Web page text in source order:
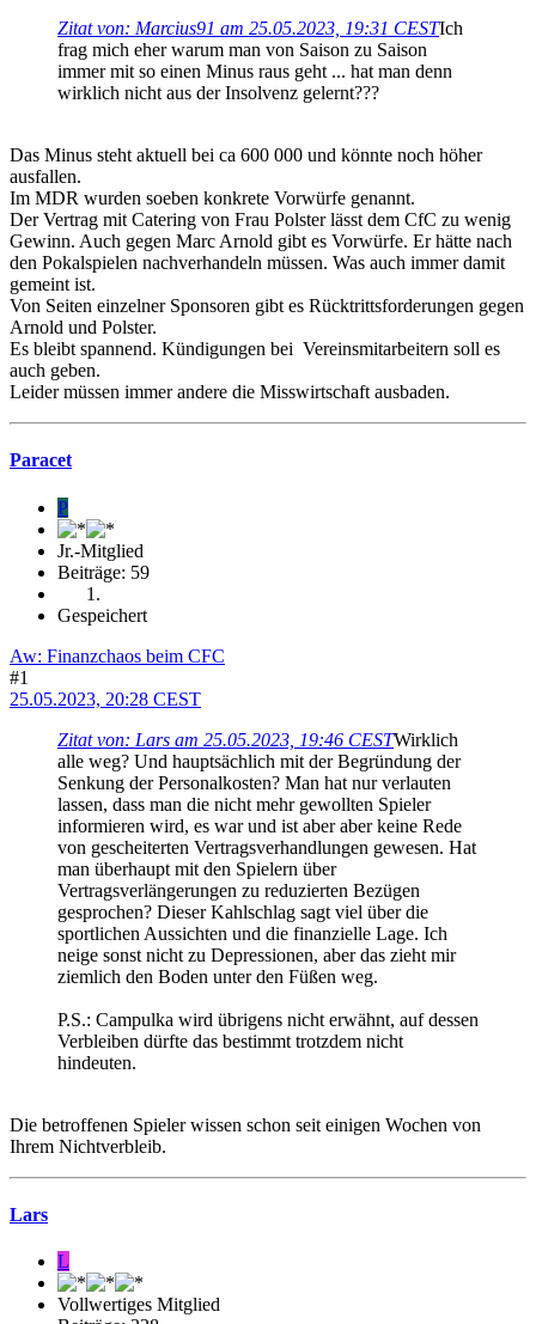
Zitat von: Marcius91 am 25.05.2023, 19:31 CESTIch
frag mich eher warum man von Saison zu Saison
immer mit so einen Minus raus geht ... hat man denn
wirklich nicht aus der Insolvenz gelernt???
Das Minus steht aktuell bei ca 600 000 und könnte noch höher
ausfallen.
Im MDR wurden soeben konkrete Vorwürfe genannt.
Der Vertrag mit Catering von Frau Polster lässt dem CfC zu wenig
Gewinn. Auch gegen Marc Arnold gibt es Vorwürfe. Er hätte nach
den Pokalspielen nachverhandeln müssen. Was auch immer damit
gemeint ist.
Von Seiten einzelner Sponsoren gibt es Rücktrittsforderungen gegen
Arnold und Polster.
Es bleibt spannend. Kündigungen bei Vereinsmitarbeitern soll es
auch geben.
Leider müssen immer andere die Misswirtschaft ausbaden.
Paracet
P
Jr.-Mitglied
Beiträge: 59
Gespeichert
Aw: Finanzchaos beim CFC
#1
25.05.2023, 20:28 CEST
Zitat von: Lars am 25.05.2023, 19:46 CESTWirklich
alle weg? Und hauptsächlich mit der Begründung der
Senkung der Personalkosten? Man hat nur verlauten
lassen, dass man die nicht mehr gewollten Spieler
informieren wird, es war und ist aber aber keine Rede
von gescheiterten Vertragsverhandlungen gewesen. Hat
man überhaupt mit den Spielern über
Vertragsverlängerungen zu reduzierten Bezügen
gesprochen? Dieser Kahlschlag sagt viel über die
sportlichen Aussichten und die finanzielle Lage. Ich
neige sonst nicht zu Depressionen, aber das zieht mir
ziemlich den Boden unter den Füßen weg.
P.S.: Campulka wird übrigens nicht erwähnt, auf dessen
Verbleiben dürfte das bestimmt trotzdem nicht
hindeuten.
Die betroffenen Spieler wissen schon seit einigen Wochen von
Ihrem Nichtverbleib.
Lars
L
Vollwertiges Mitglied